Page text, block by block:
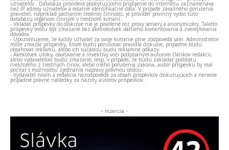
užívateľov . Databáza providera poskytujúceho pripojenie do internetu zaznamenáva
tiež IP adresy užívateľov a ostatné identifikačné dáta. V prípade závažného porušenia
pravidiel, napríklad páchaním trestnej činnosti, je provider povinný vydať túto
databázu orgánom činným v trestnom konaní.
- Vkladať príspevky do diskusie nie je povolené cez proxy servery a anonymizéry. Takéto
príspevky môžu byť zmazané bez akéhokoľvek ďalšieho komentovania a zverejňovania
dôvodov.
- Upozorňujeme, že každý užívateľ za svoje konanie plne zodpovedá sám. Administrátor
môže zmazať príspevky, ktoré budú porušovať pravidlá diskusie, prípadne budú
obsahovať reklamu, alebo ich súčasťou budú reklamné odkazy.
- Akékoľvek útoky, osočovanie a invektívy voči podpísaným autorom článkov redakcii,
alebo vydavateľovi budú zmazané, resp. v prípade, že budú zakladať podstatu
niektorého z trestných činov, alebo iného porušenia zákona, autor príspevku by mal
počítať s možnosťou zjednania nápravy právnou cestou.
- Vydavateľ novín a redakcia nezodpovedá za obsah príspevkov diskutujúcich a nenesie
prípadné právne následky za názory autorov príspevkov.
- Inzercia -